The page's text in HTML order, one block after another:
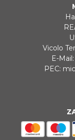
Vicolo
E-Mail:
PEC: